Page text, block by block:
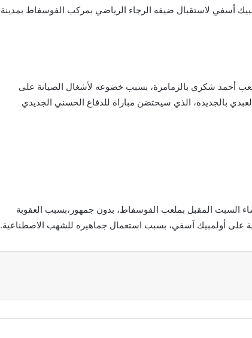
أسفي لاستقبال ضيفه الرجاء الرياضي بمركب الفوسفاط بمدينة
أحمد شكري بالزمامرة، بسبب خضوعه لأشغال الصيانة على
بالجديدة، الذي سيحتضن مباراة للدفاع الحسني الجديدي
السبت المقبل بملعب الفوسفاط، بدون جمهور،بسبب العقوبة
على أولمبيك آسفي، بسبب استعمال جماهيره للشهب الاصطناعية.